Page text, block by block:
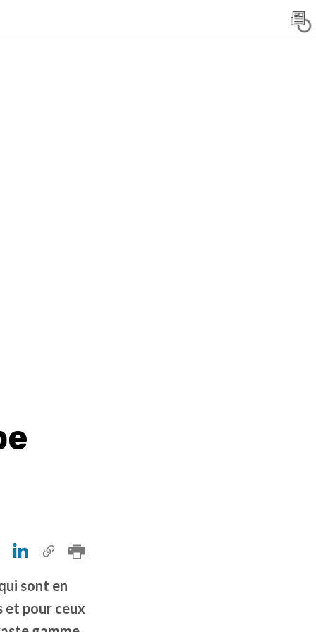
sont en
et pour ceux